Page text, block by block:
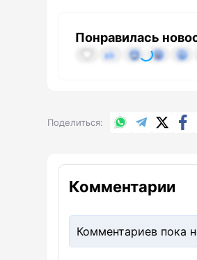
Понравилась
Поделиться WhatsApp
Telegram
Комментарии
Комментариев пока